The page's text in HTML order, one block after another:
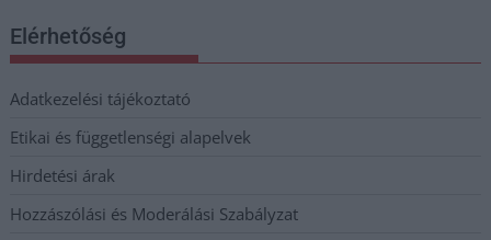
Elérhetőség
Adatkezelési tájékoztató
Etikai és függetlenségi alapelvek
Hirdetési árak
Hozzászólási és Moderálási Szabályzat